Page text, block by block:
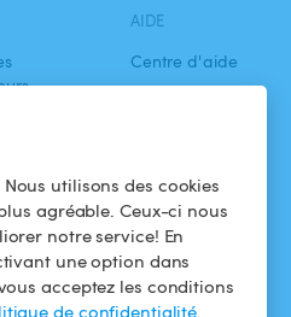
utilisons des cookies
agréable. Ceux-ci nous
notre service! En
une option dans
acceptez les conditions
de confidentialité.
piscine
ça
?
AIDE
Centre d'aide
confidentialité
Mentions légales